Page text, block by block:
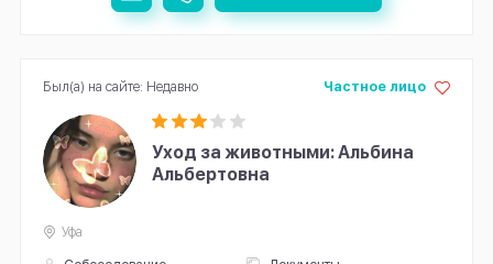
Уход за животными: Альбина
Альбертовна
Частное лицо
Уфа
Был(а) на сайте: Недавно